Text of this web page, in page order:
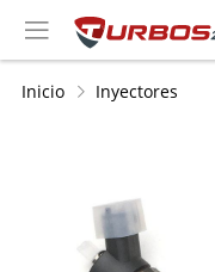
Inicio Inyectores